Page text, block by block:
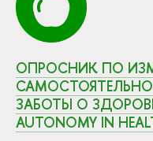
ОПРОСНИК ПО
ЗАБОТЫ О
AUTONOMY IN